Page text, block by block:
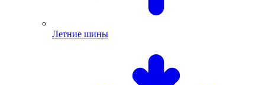
Летние шины